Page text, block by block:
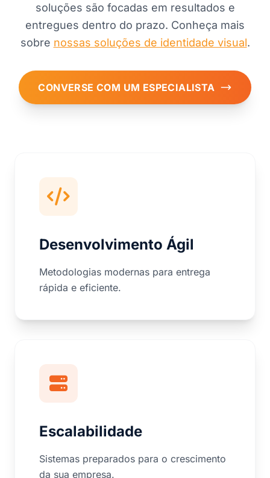
soluções são focadas em resultados e
entregues dentro do prazo. Conheça mais
sobre nossas soluções de identidade visual.
CONVERSE COM UM ESPECIALISTA
Desenvolvimento Ágil
Metodologias modernas para entrega
rápida e eficiente.
Escalabilidade
Sistemas preparados para o crescimento
da sua empresa.